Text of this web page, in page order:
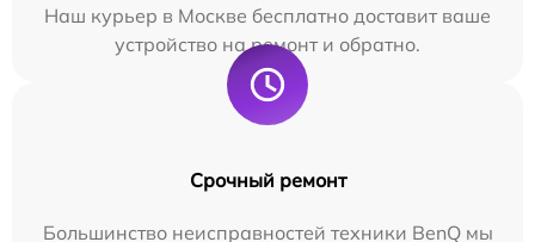
Наш курьер в Москве бесплатно доставит ваше
устройство на ремонт и обратно.
Срочный ремонт
Большинство неисправностей техники BenQ мы